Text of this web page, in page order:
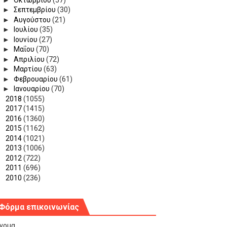
►Σεπτεμβρίου(30)
►Αυγούστου(21)
►
Ιουλίου(35)
►
Ιουνίου(27)
► Μαΐου(70)
►Απριλίου(72)
► Μαρτίου(63)
►Φεβρουαρίου(61)
►
Ιανουαρίου(70)
2018 (1055)
2017(1415)
2016 (1360)
2015 (1162)
2014(1021)
2013 (1006)
2012 (722)
2011 (696)
2010 (236)
επικοινωνίας